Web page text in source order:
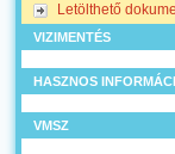
Letölthető
VIZIMENTÉS
HASZNOS
VMSZ